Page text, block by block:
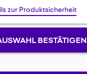
zur Produktsicherheit
BESTÄTIGEN